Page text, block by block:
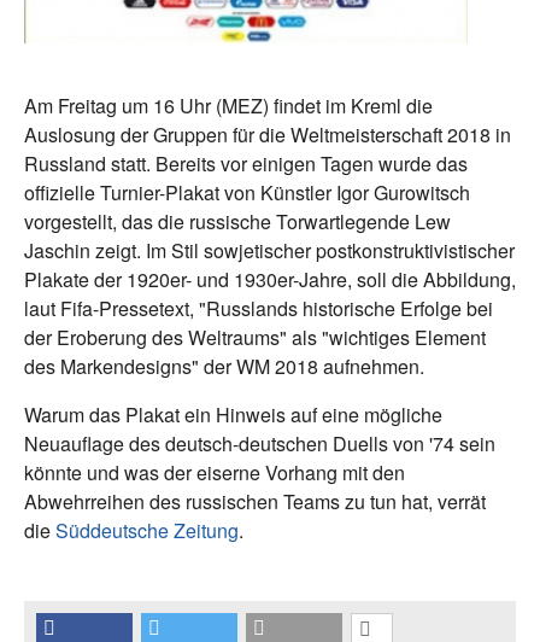
Am Freitag um 16 Uhr (MEZ) findet im Kreml die
Auslosung der Gruppen für die Weltmeisterschaft 2018 in
Russland statt. Bereits vor einigen Tagen wurde das
offizielle Turnier-Plakat von Künstler Igor Gurowitsch
vorgestellt, das die russische Torwartlegende Lew
Jaschin zeigt. Im Stil sowjetischer postkonstruktivistischer
Plakate der 1920er- und 1930er-Jahre, soll die Abbildung,
laut Fifa-Pressetext, "Russlands historische Erfolge bei
der Eroberung des Weltraums" als "wichtiges Element
des Markendesigns" der WM 2018 aufnehmen.
Warum das Plakat ein Hinweis auf eine mögliche
Neuauflage des deutsch-deutschen Duells von '74 sein
könnte und was der eiserne Vorhang mit den
Abwehrreihen des russischen Teams zu tun hat, verrät
dieSüddeutsche Zeitung.